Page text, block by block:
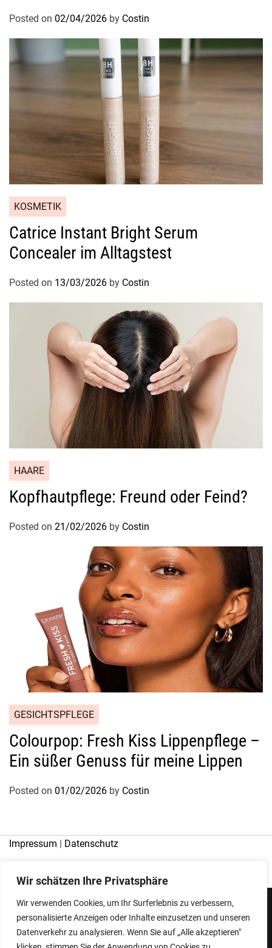
Wir schätzen Ihre Privatsphäre
Wir verwenden Cookies, um Ihr Surferlebnis zu verbessern,
personalisierte Anzeigen oder Inhalte einzusetzen und unseren
Datenverkehr zu analysieren. Wenn Sie auf „Alle akzeptieren"
Posted on 02/04/2026 by Costin
KOSMETIK
Catrice Instant Bright Serum
Concealer im Alltagstest
Posted on 13/03/2026 by Costin
HAARE
Kopfhautpflege: Freund oder Feind?
Posted on 21/02/2026 by Costin
GESICHTSPFLEGE
Colourpop: Fresh Kiss Lippenpflege –
Ein süßer Genuss für meine Lippen
Posted on 01/02/2026 by Costin
Impressum Datenschutz
Copyright © 2026